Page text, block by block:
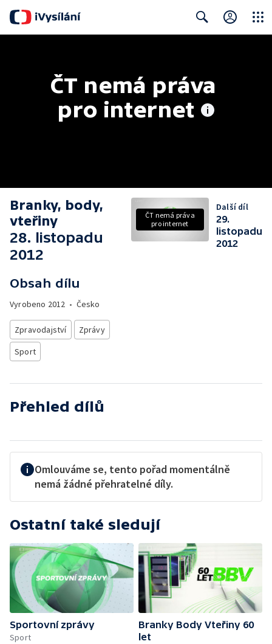
ČT nemá práva
pro internet
Branky, body,
vteřiny
28. listopadu
2012
Obsah dílu
Vyrobeno 2012 • Česko
Zpravodajství
Zprávy
Sport
ČT nemá práva
pro internet
Další díl
29.
listopadu
2012
Přehled dílů
Omlouváme se, tento pořad momentálně
nemá žádné přehratelné díly.
Ostatní také sledují
Sportovní zprávy
Sport
Branky Body Vteřiny 60
let